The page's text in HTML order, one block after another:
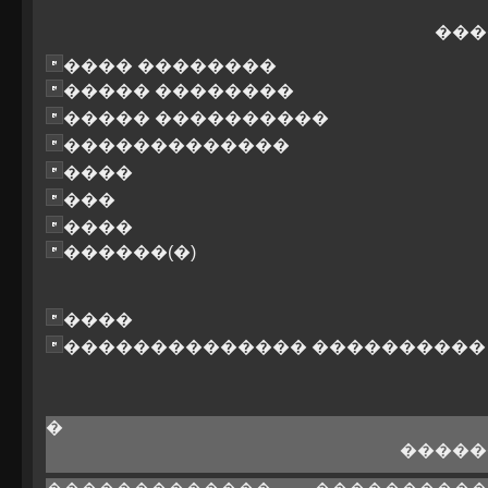
���� ��������
����� ��������
����� ����������
�������������
����
���
����
������(�)
����
�������������� ����������
�